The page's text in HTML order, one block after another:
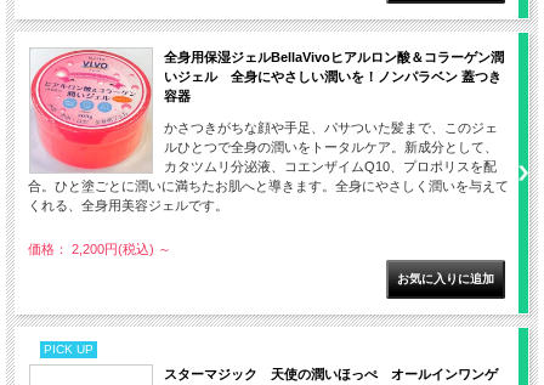
全身用保湿ジェルBellaVivoヒアルロン酸＆コラーゲン潤
いジェル 全身にやさしい潤いを！ノンパラベン 蓋つき
容器
かさつきがちな顔や手足、パサついた髪まで、このジェ
ルひとつで全身の潤いをトータルケア。新成分として、
カタツムリ分泌液、コエンザイムQ10、プロポリスを配
合。ひと塗ごとに潤いに満ちたお肌へと導きます。全身にやさしく潤いを与えて
くれる、全身用美容ジェルです。
価格： 2,200円(税込) ～
PICK UP
スターマジック 天使の潤いほっぺ オールインワンゲ